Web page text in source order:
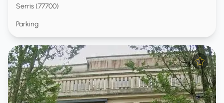
Serris (77700)
Parking